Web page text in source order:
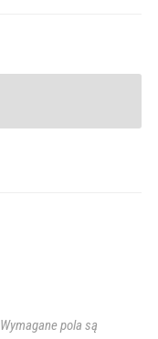
Wymagane pola są